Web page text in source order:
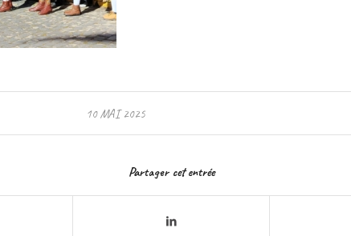
10 MAI 2025
Partager cet entrée